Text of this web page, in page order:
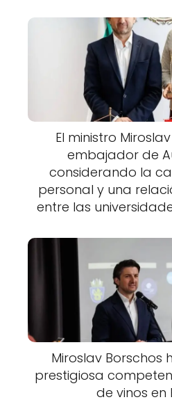
El ministro
embajador de
considerando la
personal y una
entre las
Miroslav Borschos
prestigiosa
de vinos en